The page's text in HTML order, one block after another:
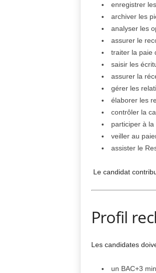
enregistrer
archiver les
analyser les
assurer le
traiter la paie
saisir les
assurer la
gérer les
élaborer les
contrôler la
participer à
veiller au
assister le
Le candidat
Profil
Les candidates
un BAC+3